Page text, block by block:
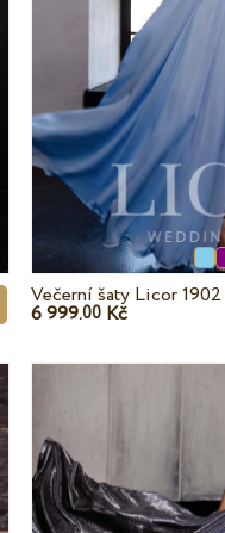
Večerní šaty Licor 1902
6 999.00Kč